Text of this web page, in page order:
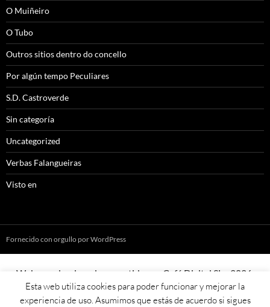
O Muiñeiro
O Tubo
Outros sitios dentro do concello
Por algún tempo Peculiares
S.D. Castroverde
Sin categoría
Uncategorized
Verbas Falangueiras
Visto en
Fornecido con orgullo por WordPress
Web creada, aloxada e mantida por Café Dixital SL - 2026.
Visítanos en https://cafedixital.comou ponte en contacto con
nos eninfo@cafedixital.com.
Esta web utiliza cookies para poder funcionar y mejorar la
experiencia de uso. Asumimos que estás de acuerdo si sigues